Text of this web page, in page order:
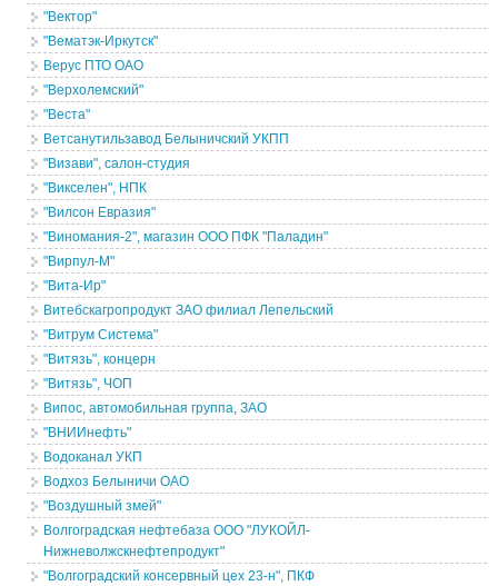
"Вектор"
"Вематэк-Иркутск"
Верус ПТО ОАО
"Верхолемский"
"Веста"
Ветсанутильзавод Белыничский УКПП
"Визави", салон-студия
"Викселен", НПК
"Вилсон Евразия"
"Виномания-2", магазин ООО ПФК "Паладин"
"Вирпул-М"
"Вита-Ир"
Витебскагропродукт ЗАО филиал Лепельский
"Витрум Система"
"Витязь", концерн
"Витязь", ЧОП
Випос, автомобильная группа, ЗАО
"ВНИИнефть"
Водоканал УКП
Водхоз Белыничи ОАО
"Воздушный змей"
Волгоградская нефтебаза ООО "ЛУКОЙЛ-
Нижневолжскнефтепродукт"
"Волгоградский консервный цех 23-н", ПКФ